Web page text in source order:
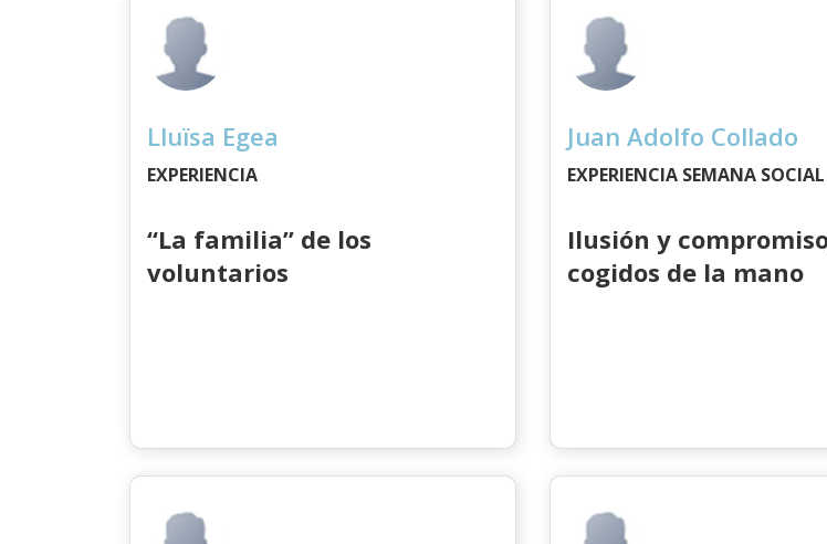
Lluïsa Egea
EXPERIENCIA
“La familia” de los
voluntarios
Juan Adolfo Collado
EXPERIENCIA SEMANA SOCIAL
Ilusión y
cogidos de la mano